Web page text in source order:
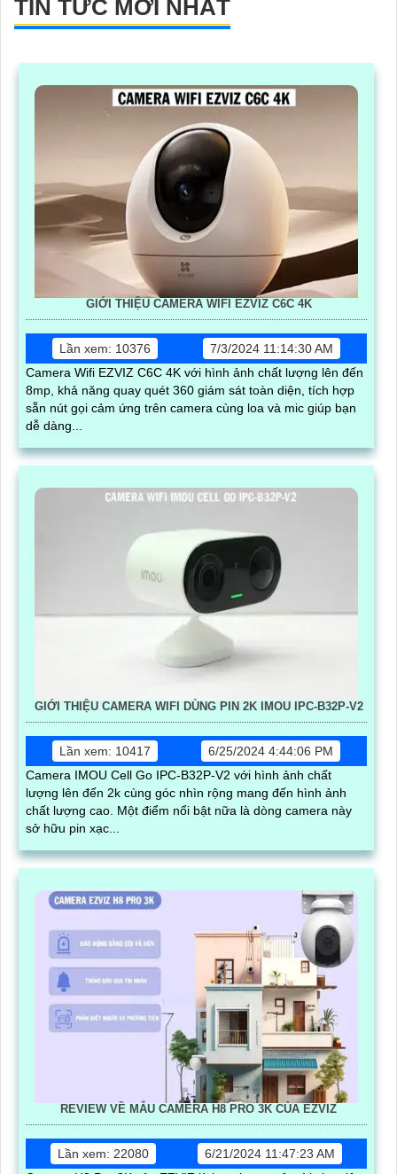
TIN TỨC MỚI NHẤT
GIỚI THIỆU CAMERA WIFI EZVIZ C6C 4K
Lần xem: 10376
7/3/2024 11:14:30 AM
Camera Wifi EZVIZ C6C 4K với hình ảnh chất lượng lên đến
8mp, khả năng quay quét 360 giám sát toàn diện, tích hợp
sẵn nút gọi cảm ứng trên camera cùng loa và mic giúp bạn
dễ dàng...
GIỚI THIỆU CAMERA WIFI DÙNG PIN 2K IMOU IPC-B32P-V2
Lần xem: 10417
6/25/2024 4:44:06 PM
Camera IMOU Cell Go IPC-B32P-V2 với hình ảnh chất
lượng lên đến 2k cùng góc nhìn rộng mang đến hình ảnh
chất lượng cao. Một điểm nổi bật nữa là dòng camera này
sở hữu pin xạc...
REVIEW VỀ MẪU CAMERA H8 PRO 3K CỦA EZVIZ
Lần xem: 22080
6/21/2024 11:47:23 AM